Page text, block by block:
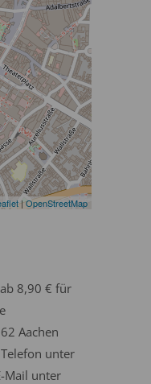
|OpenStreetMap
8,90 € für
Aachen
unter
Mail unter